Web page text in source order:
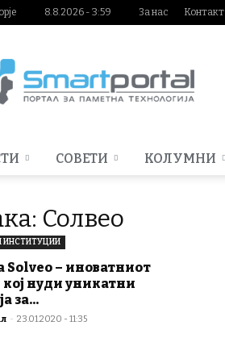
8.8.2026 - 3:59 За нас Контакт
СОВЕТИ КОЛУМНИ
Солвео
ИНСТИТУЦИИ
Solveo – иноватниот
кој нуди уникатни
за...
- 23.01.2020 - 11:35